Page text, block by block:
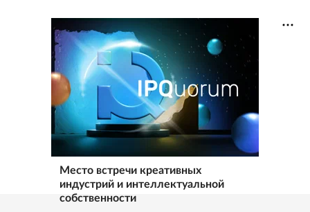
Место встречи креативных
индустрий и интеллектуальной
собственности